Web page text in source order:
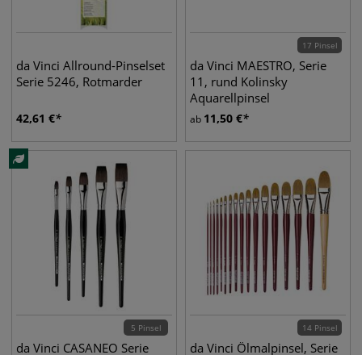
da Vinci Allround-Pinselset
Serie 5246, Rotmarder
42,61 €
17 Pinsel
da Vinci MAESTRO, Serie
11, rund Kolinsky
Aquarellpinsel
ab 11,50 €
5 Pinsel
da Vinci CASANEO Serie
14 Pinsel
da Vinci Ölmalpinsel, Serie